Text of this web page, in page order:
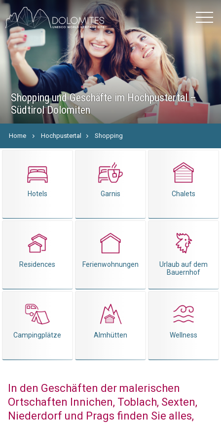
Shopping und Geschäfte im Hochpustertal –
Südtirol Dolomiten
Home Hochpustertal Shopping
Hotels Garnis Chalets
Residences Ferienwohnungen
Urlaub auf dem
Bauernhof
Campingplätze Almhütten Wellness
In den Geschäften der malerischen
Ortschaften Innichen, Toblach, Sexten,
Niederdorf und Prags finden Sie alles,